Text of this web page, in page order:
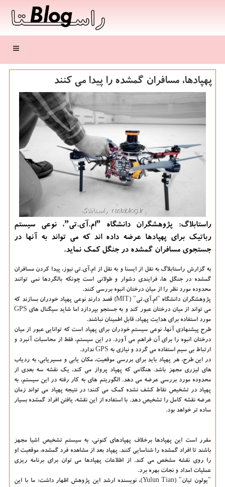
منو
پهپادها، مسافران گمشده را پیدا می كنند
راستابلاگ: پژوهشگران دانشگاه ˮام.آی.تیˮ، نوعی سیستم
رباتیك برای پهپادها عرضه داده اند كه می تواند به آنها در
جستجوی مسافران گمشده در جنگل كمك نماید.
به گزارش راستابلاگ به نقل از ایسنا و به نقل از ام.آی.تی نیوز،پیدا كردن مسافران
گمشده در جنگل ها، فرایندی دشوار و طولانی است چونكه بالگردها نمی توانند
محدوده مورد نظر را از میان درختان انبوه بررسی كنند.
پژوهشگران دانشگاه "ام.آی.تی" (MIT) قصد دارند نوعی پهپاد خودران بسازند كه
می تواند از میان درختان عبور كند و به جستجو بپردازد اما شاید سیگنال های GPS
مورد استفاده برای هدایت پهپاد، قابل اطمینان نباشند.
طرح پیشنهادی آنها، نوعی سیستم خودران برای پهپاد است كه توانایی عبور از میان
درختان انبوه را برای آن فراهم می آورد. در این سیستم، فقط از محاسبات آنبرد و
ارتباط بی سیم استفاده می گردد و نیازی به GPS ندارد.
در این طرح، هر پهپاد باید برای بررسی موقعیت، مكان یابی و مسیریابی، به ردیاب
های لیزری مجهز باشد. هنگامی كه پهپاد پرواز می كند، یك نقشه سه بعدی از
محدوده مورد بررسی عرضه می دهد. الگوریتم های به كار رفته در این سیستم، به
پهپاد در تشخیص نقاط كشف نشده كمك می كنند؛ در نتیجه پهپاد می تواند زمان
عرضه نقشه كامل را تشخیص دهد. با استفاده از این نقشه، یافتن افراد گمشده بسیار
ساده تر خواهد بود.
مقرر است این پهپادها برخلاف پهپادهای كنونی، به سیستم تشخیص اشیا مجهز
باشند تا افراد گمشده را شناسایی كنند. پهپاد بعد از مشاهده فرد گمشده، موقعیت او
را روی نقشه مشخص می كند. از اطلاعات پهپادها می توان برای برنامه ریزی
عملیات امداد و نجات بهره برد.
"یولون تیان" (Yulun Tian)، نویسنده ارشد این پژوهش اظهار داشت: ما با این